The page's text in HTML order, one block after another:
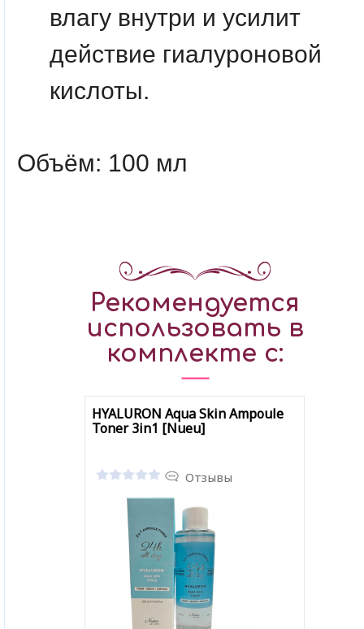
влагу внутри и усилит
действие гиалуроновой
кислоты.
Объём: 100 мл
Рекомендуется
использовать в
комплекте с:
HYALURON Aqua Skin Ampoule
Toner 3in1 [Nueu]
Отзывы